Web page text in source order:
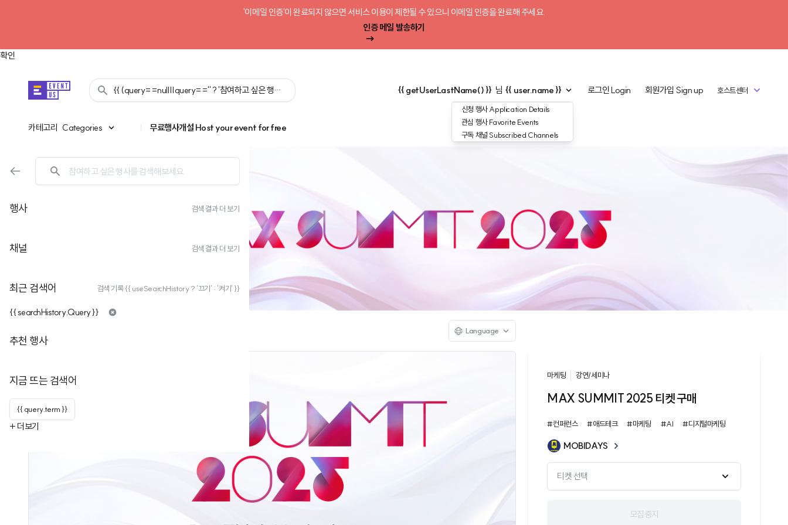
'이메일 인증'이 완료되지 않으면 서비스 이용이 제한될 수 있으니 이메일 인증을 완료해 주세요.
인증 메일 발송하기
확인
{{ (query==null||query=='' ? '참여하고 싶은 행사를 검색해 보세요':query) }} {{ getUserLastName() }} 님 {{ user.name }}
신청 행사Application Details
관심 행사Favorite Events
구독 채널 Subscribed Channels
로그인Login 회원가입 Sign up 호스트센터
카테고리 Categories
카테고리 | 무료행사개설 Host your event for free
행사 검색 결과 더 보기
채널 검색 결과 더 보기
최근 검색어 검색 기록 {{ useSearchHistory ? '끄기' : '켜기' }}
{{ searchHistory.Query }}
추천 행사
지금 뜨는 검색어
{{ query.term }}
+ 더보기
Language
마케팅 강연/세미나
MAX SUMMIT 2025 티켓 구매
#컨퍼런스 #애드테크 #마케팅 #AI #디지털마케팅
MOBIDAYS
티켓 선택
모집중지